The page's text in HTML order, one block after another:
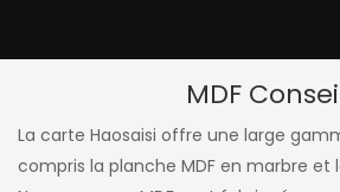
MDF
La carte Haosaisi offre une large
compris la planche MDF en marbre et